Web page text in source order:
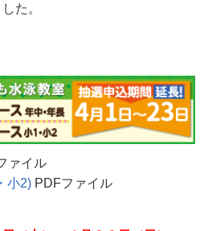
た。
ァイル
小2) PDFファイル